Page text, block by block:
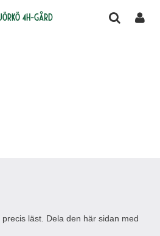
4H-gård
läst. Dela den här sidan med